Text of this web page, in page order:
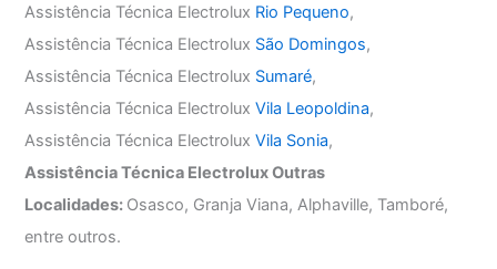
Assistência Técnica Electrolux Rio Pequeno,
Assistência Técnica Electrolux São Domingos,
Assistência Técnica Electrolux Sumaré,
Assistência Técnica ElectroluxVila Leopoldina,
Assistência Técnica ElectroluxVila Sonia,
Assistência Técnica Electrolux Outras
Localidades: Osasco, Granja Viana, Alphaville, Tamboré,
entre outros.